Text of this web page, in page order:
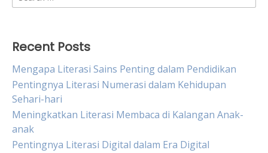
for:
Recent Posts
Mengapa Literasi Sains Penting dalam Pendidikan
Pentingnya Literasi Numerasi dalam Kehidupan
Sehari-hari
Meningkatkan Literasi Membaca di Kalangan Anak-
anak
Pentingnya Literasi Digital dalam Era Digital